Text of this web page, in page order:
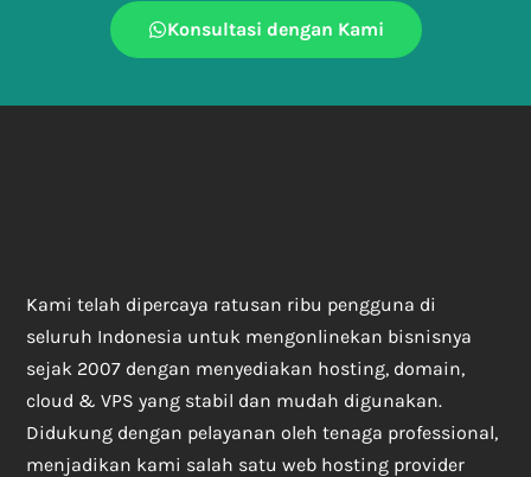
Konsultasi dengan Kami
Kami telah dipercaya ratusan ribu pengguna di
seluruh Indonesia untuk mengonlinekan bisnisnya
sejak 2007 dengan menyediakan hosting, domain,
cloud & VPS yang stabil dan mudah digunakan.
Didukung dengan pelayanan oleh tenaga professional,
menjadikan kami salah satu web hosting provider